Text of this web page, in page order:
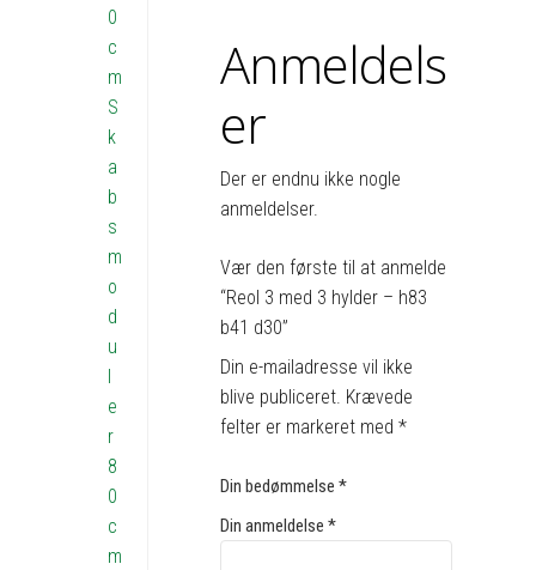
Anmeldels
er
Der er endnu ikke nogle
anmeldelser.
Vær den første til at anmelde
“Reol 3 med 3 hylder – h83
b41 d30”
Din e-mailadresse vil ikke
blive publiceret. Krævede
felter er markeret med*
Din bedømmelse*
Din anmeldelse*
0
c
m
S
k
a
b
s
m
o
d
u
l
e
r
8
0
c
m